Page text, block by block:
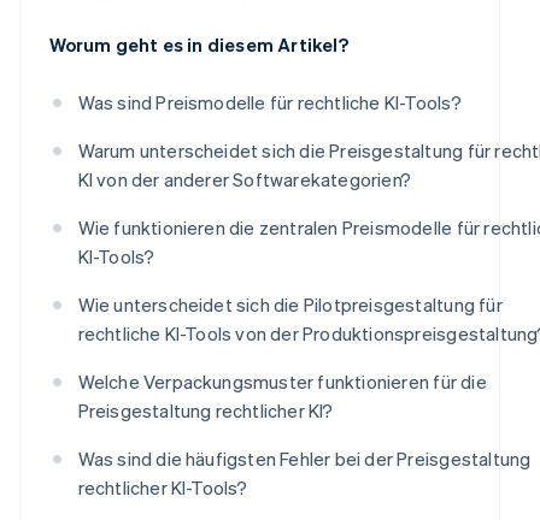
Worum geht es in diesem Artikel?
Was sind Preismodelle für rechtliche KI-Tools?
Warum unterscheidet sich die Preisgestaltung für
KI von der anderer Softwarekategorien?
Wie funktionieren die zentralen Preismodelle für
KI-Tools?
Wie unterscheidet sich die Pilotpreisgestaltung für
rechtliche KI-Tools von der
Welche Verpackungsmuster funktionieren für die
Preisgestaltung rechtlicher KI?
Was sind die häufigsten Fehler bei der Preisgestaltung
rechtlicher KI-Tools?